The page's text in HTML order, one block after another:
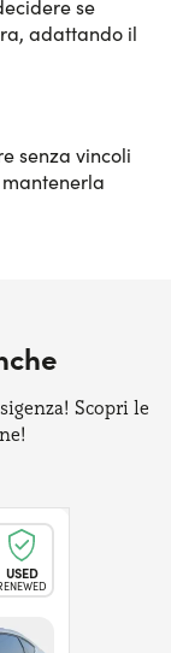
se
adattando il
senza vincoli
Scopri le
USED